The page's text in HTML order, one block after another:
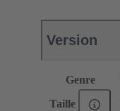
Version
Genre
Taille